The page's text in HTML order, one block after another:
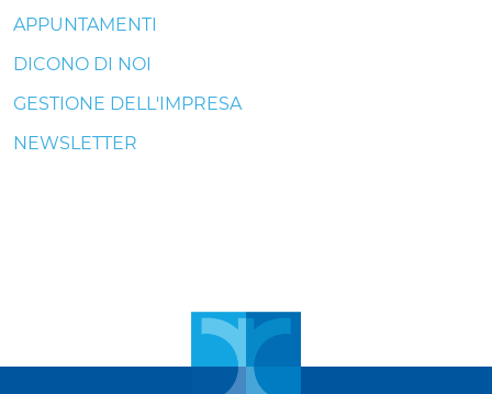
APPUNTAMENTI
DICONO DI NOI
GESTIONE DELL'IMPRESA
NEWSLETTER